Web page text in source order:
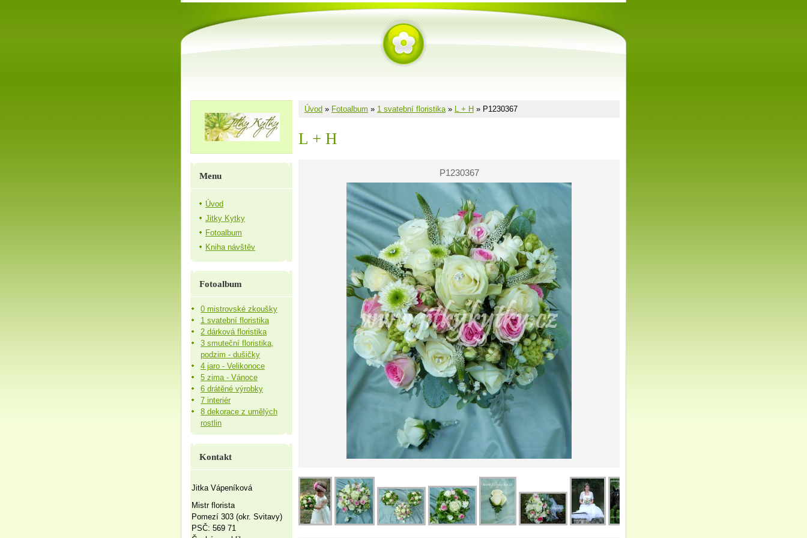
Úvod » Fotoalbum » 1 svatební floristika» L + H » P1230367
L + H
P1230367
Menu
Úvod
Jitky Kytky
Fotoalbum
Kniha návštěv
Fotoalbum
0 mistrovské zkoušky
1 svatební floristika
2 dárková floristika
3 smuteční floristika,
podzim - dušičky
4 jaro - Velikonoce
5 zima - Vánoce
6 drátěné výrobky
7 interiér
8 dekorace z umělých
rostlin
Kontakt
Jitka Vápeníková
Mistr florista
Pomezí 303 (okr. Svitavy)
PSČ: 569 71